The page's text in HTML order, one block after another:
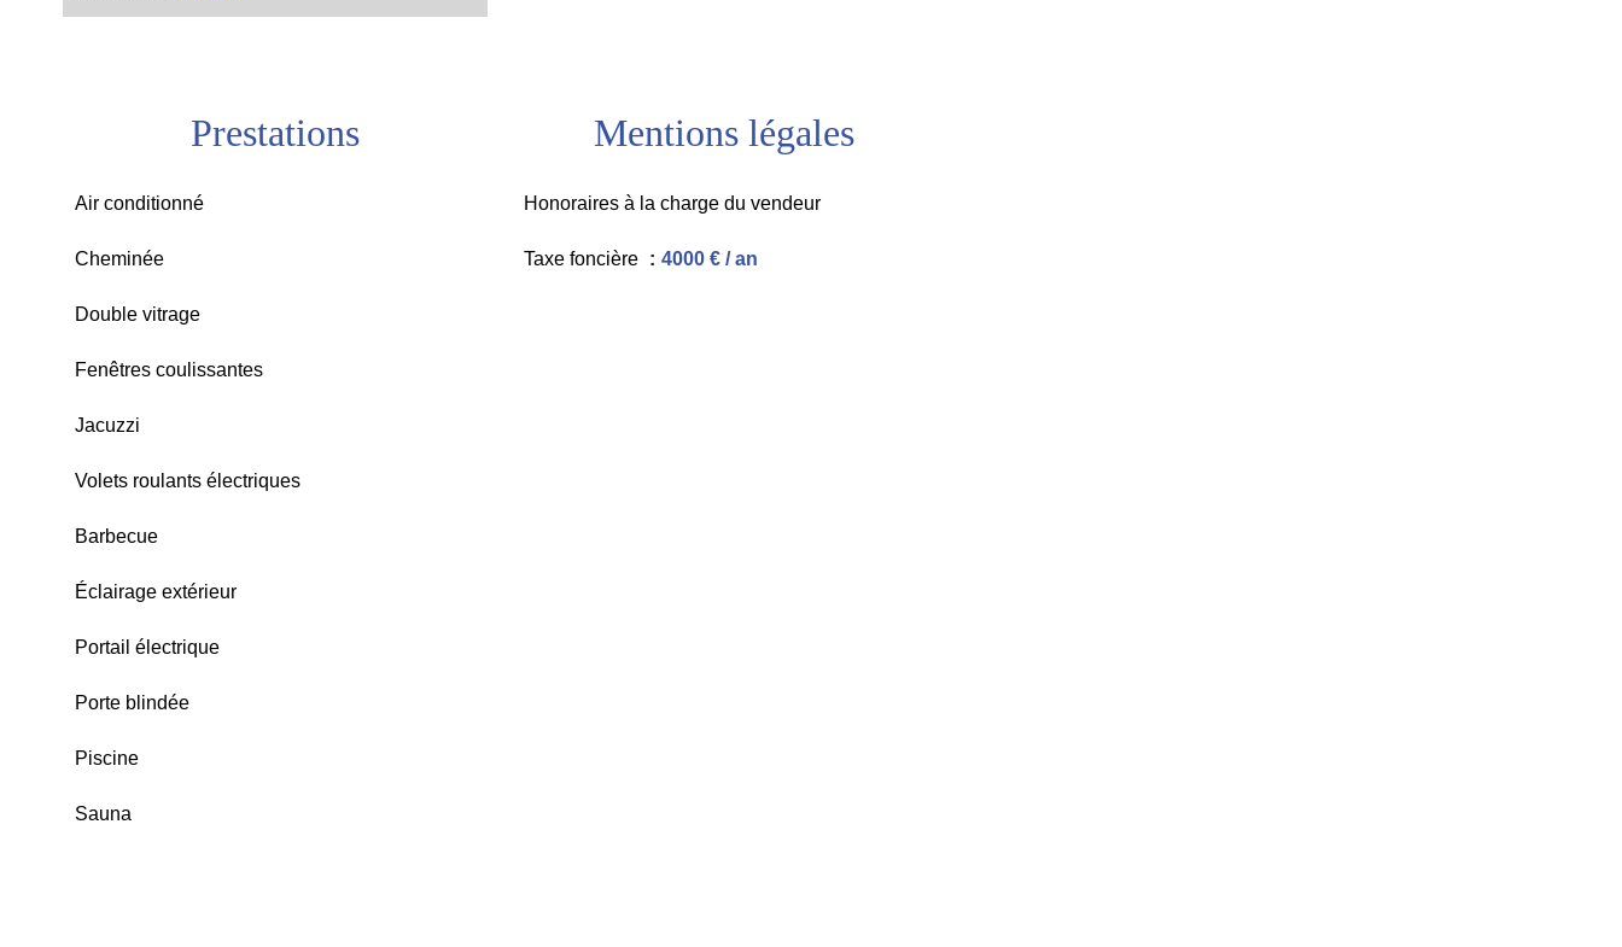
Prestations
Air conditionné
Cheminée
Double vitrage
Fenêtres coulissantes
Jacuzzi
Volets roulants électriques
Barbecue
Éclairage extérieur
Portail électrique
Porte blindée
Piscine
Sauna
Mentions légales
Honoraires à la charge du vendeur
Taxe foncière 4000 € / an